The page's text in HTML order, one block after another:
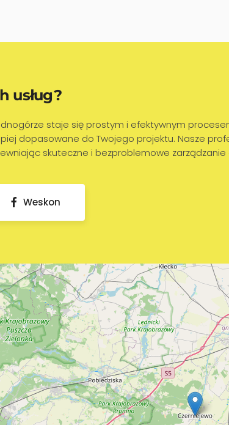
usług?
staje się prostym i efektywnym
dopasowane do Twojego projektu. Nasze
skuteczne i bezproblemowe
Weskon